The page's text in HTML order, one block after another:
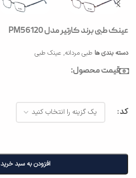
عینک طبی برند کارتیر مدل PM56120
دسته بندی ها طبی مردانه, عینک طبی
قیمت محصول:
کد
افزودن به سبد خرید